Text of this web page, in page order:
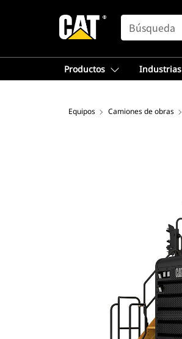
SEARCH
Productos Industrias
Equipos Camiones de obras